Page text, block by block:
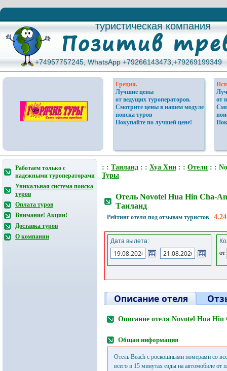
туристическая компания
туристическая компания
+74957757245, WhatsApp +79266143473,+79269199349
+74957757245, WhatsApp +79266143473,+79269199349
Греция.
Лучшие цены
от ведущих туроператоров.
Смотрите цены в нашем модуле
поиска туров
Покупайте по лучшей цене!
от
Работаем только с
надежными туроператорами
Уникальная система поиска
туров
Оплата туров
Внимание! Акции!
Доставка туров
О компании
: : Таиланд : : Хуа Хин : : Отели : :
Туры
Отель Novotel Hua Hin Cha-
Таиланд
Рейтинг отеля под отзывам туристов -
Дата вылета:
от
Описание отеля
Описание отеля Novotel Hua
Общая информация
Отель Beach с роскошными номерами со
всего в 15 минутах езды на автомобиле